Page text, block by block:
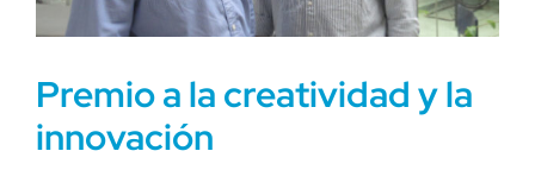
Premio a la creatividad y la
innovación